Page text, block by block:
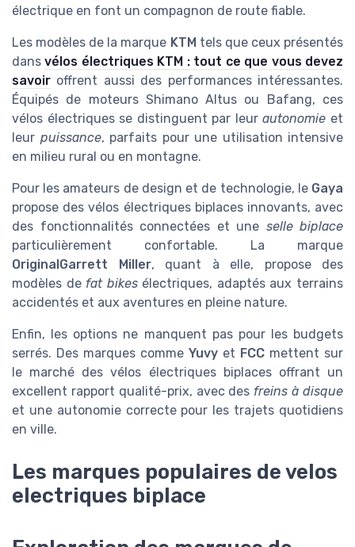
électrique en font un compagnon de route fiable.
Les modèles de la marque KTMtels que ceux présentés
dansvélos électriques KTM : tout ce que vous devez
savoir offrent aussi des performances intéressantes.
Équipés de moteurs Shimano Altus ou Bafang, ces
vélos électriques se distinguent par leurautonomie et
leur puissance, parfaits pour une utilisation intensive
en milieu rural ou en montagne.
Pour les amateurs de design et de technologie, le Gaya
propose des vélos électriques biplaces innovants, avec
des fonctionnalités connectées et une selle biplace
particulièrement confortable. La marque
OriginalGarrett Miller, quant à elle, propose des
modèles de fat bikesélectriques, adaptés aux terrains
accidentés et aux aventures en pleine nature.
Enfin, les options ne manquent pas pour les budgets
serrés. Des marques comme Yuvy et FCC mettent sur
le marché des vélos électriques biplaces offrant un
excellent rapport qualité-prix, avec des freins à disque
et une autonomie correcte pour les trajets quotidiens
en ville.
Les marques populaires de velos
electriques biplace